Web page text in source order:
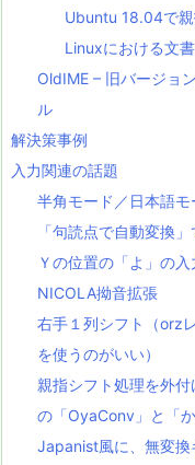
Ubuntu 18.04で親
Linuxにおける文
OldIME – 旧バージョ
ル
解決策事例
入力関連の話題
半角モード／日本語
「句読点で自動変換
Ｙの位置の「よ」の
NICOLA拗音拡張
右手１列シフト（orz
を使うのがいい）
親指シフト処理を外
の「OyaConv」と「
Japanist風に、無変換